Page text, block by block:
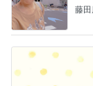
藤